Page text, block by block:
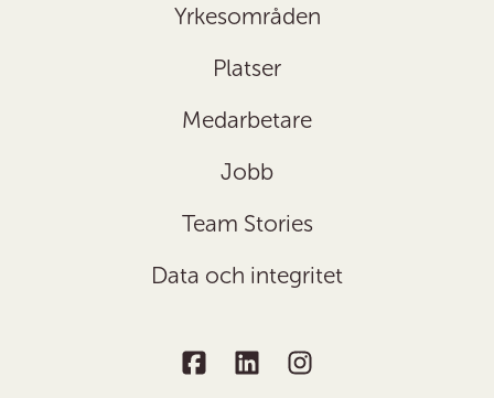
Yrkesområden
Platser
Medarbetare
Jobb
Team Stories
Data och integritet